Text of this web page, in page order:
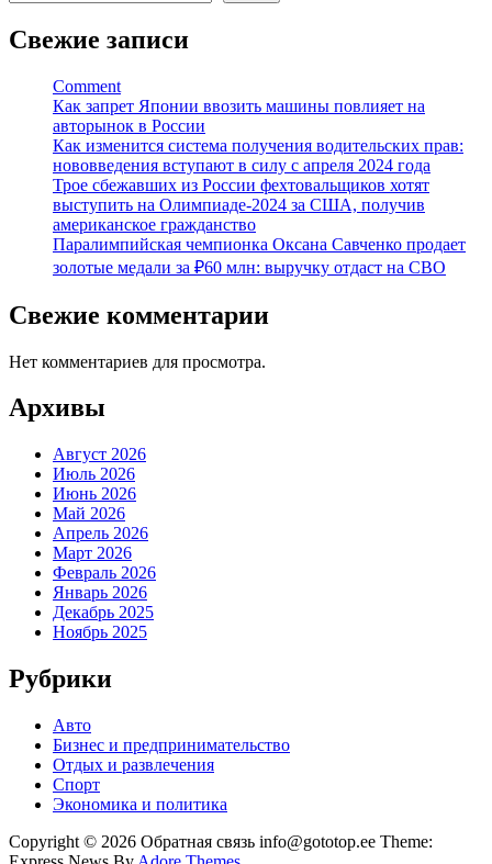
Свежие записи
Comment
Как запрет Японии ввозить машины повлияет на
авторынок в России
Как изменится система получения водительских прав:
нововведения вступают в силу с апреля 2024 года
Трое сбежавших из России фехтовальщиков хотят
выступить на Олимпиаде-2024 за США, получив
американское гражданство
Паралимпийская чемпионка Оксана Савченко продает
золотые медали за ₽60 млн: выручку отдаст на СВО
Свежие комментарии
Нет комментариев для просмотра.
Архивы
Август 2026
Июль 2026
Июнь 2026
Май 2026
Апрель 2026
Март 2026
Февраль 2026
Январь 2026
Декабрь 2025
Ноябрь 2025
Рубрики
Авто
Бизнес и предпринимательство
Отдых и развлечения
Спорт
Экономика и политика
Copyright © 2026 Обратная связь info@gototop.ee Theme: